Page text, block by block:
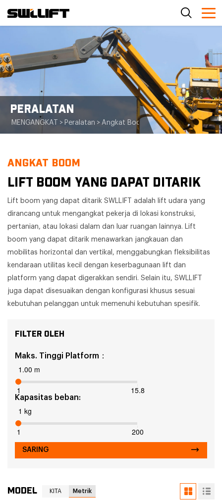
PERALATAN
MENGANGKAT > Peralatan > Angkat Boom > Lift Boom yang
ANGKAT BOOM
LIFT BOOM YANG DAPAT DITARIK
Lift boom yang dapat ditarik SWLLIFT adalah lift udara yang
dirancang untuk mengangkat pekerja di lokasi konstruksi,
pertanian, atau lokasi dalam dan luar ruangan lainnya. Lift
boom yang dapat ditarik menawarkan jangkauan dan
mobilitas horizontal dan vertikal, menggabungkan fleksibilitas
kendaraan utilitas kecil dengan keserbagunaan lift dan
platform yang dapat digerakkan sendiri. Selain itu, SWLLIFT
juga dapat disesuaikan dengan konfigurasi khusus sesuai
kebutuhan pelanggan untuk memenuhi kebutuhan spesifik.
FILTER OLEH
Maks. Tinggi Platform：
1.00 m
1 15.8
Kapasitas beban:
1 kg
1 200
SARING
MODEL KITA Metrik